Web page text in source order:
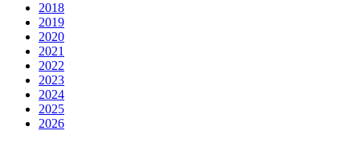
2018
2019
2020
2021
2022
2023
2024
2025
2026